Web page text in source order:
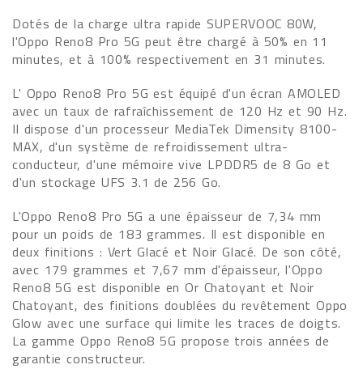
Dotés de la charge ultra rapide SUPERVOOC 80W,
l'Oppo Reno8 Pro 5G peut être chargé à 50% en 11
minutes, et à 100% respectivement en 31 minutes.
L' Oppo Reno8 Pro 5G est équipé d'un écran AMOLED
avec un taux de rafraîchissement de 120 Hz et 90 Hz.
Il dispose d'un processeur MediaTek Dimensity 8100-
MAX, d'un système de refroidissement ultra-
conducteur, d'une mémoire vive LPDDR5 de 8 Go et
d'un stockage UFS 3.1 de 256 Go.
L'Oppo Reno8 Pro 5G a une épaisseur de 7,34 mm
pour un poids de 183 grammes. Il est disponible en
deux finitions : Vert Glacé et Noir Glacé. De son côté,
avec 179 grammes et 7,67 mm d'épaisseur, l'Oppo
Reno8 5G est disponible en Or Chatoyant et Noir
Chatoyant, des finitions doublées du revêtement Oppo
Glow avec une surface qui limite les traces de doigts.
La gamme Oppo Reno8 5G propose trois années de
garantie constructeur.